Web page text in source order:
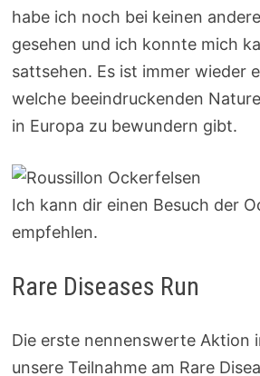
habe ich noch bei keinen
gesehen und ich konnte mich
sattsehen. Es ist immer wieder
welche beeindruckenden
in Europa zu bewundern gibt.
Ich kann dir einen Besuch der
empfehlen.
Rare Diseases Run
Die erste nennenswerte Aktion
unsere Teilnahme am Rare